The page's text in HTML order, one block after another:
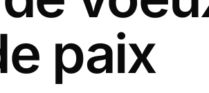
paix